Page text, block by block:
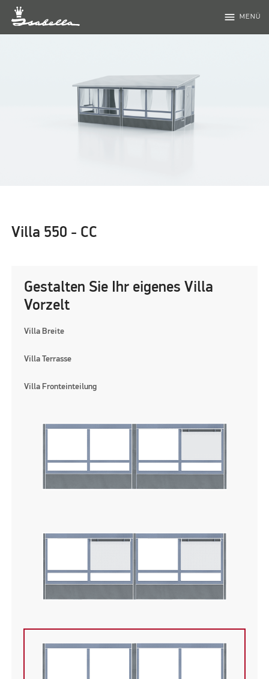
menu MENÜ
Villa 550 - CC
Gestalten Sie Ihr eigenes Villa
Vorzelt
Villa Breite
Villa Terrasse
Villa Fronteinteilung